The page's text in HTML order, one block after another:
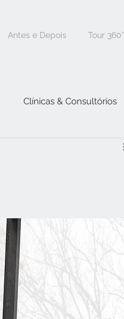
Antes e Depois Tour 360°
Clínicas & Consultórios